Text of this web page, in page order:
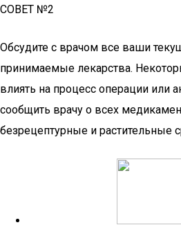
СОВЕТ №2
Обсудите с врачом все ваши
принимаемые лекарства.
влиять на процесс операции или
сообщить врачу о всех
безрецептурные и растительные